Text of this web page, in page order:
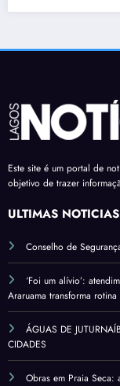
Este site é um portal de
objetivo de trazer
ÚLTIMAS NOTÍCIAS
Conselho de
‘Foi um alívio’:
Araruama transforma
ÁGUAS DE
CIDADES
Obras em Praia Seca: